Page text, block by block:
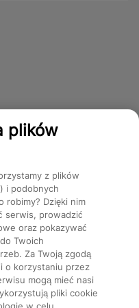
CMS
cookie
plików
z plików
i podobnych
robimy? Dzięki nim
serwis, prowadzić
oraz pokazywać
Twoich
Za Twoją zgodą
o korzystaniu przez
mogą mieć nasi
pliki cookie